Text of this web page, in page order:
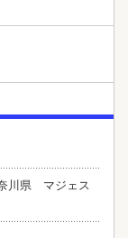
川県 マジェス